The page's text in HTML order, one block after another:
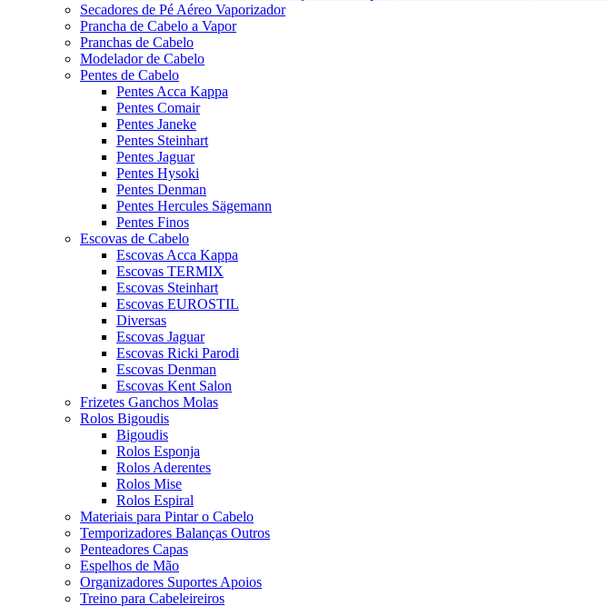
Secadores de Pé Aéreo Vaporizador
Prancha de Cabelo a Vapor
Pranchas de Cabelo
Modelador de Cabelo
Pentes de Cabelo
Pentes Acca Kappa
Pentes Comair
Pentes Janeke
Pentes Steinhart
Pentes Jaguar
Pentes Hysoki
Pentes Denman
Pentes Hercules Sägemann
Pentes Finos
Escovas de Cabelo
Escovas Acca Kappa
Escovas TERMIX
Escovas Steinhart
Escovas EUROSTIL
Diversas
Escovas Jaguar
Escovas Ricki Parodi
Escovas Denman
Escovas Kent Salon
Frizetes Ganchos Molas
Rolos Bigoudis
Bigoudis
Rolos Esponja
Rolos Aderentes
Rolos Mise
Rolos Espiral
Materiais para Pintar o Cabelo
Temporizadores Balanças Outros
Penteadores Capas
Espelhos de Mão
Organizadores Suportes Apoios
Treino para Cabeleireiros